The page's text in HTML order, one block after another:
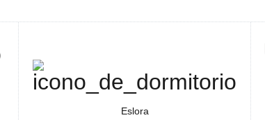
Eslora